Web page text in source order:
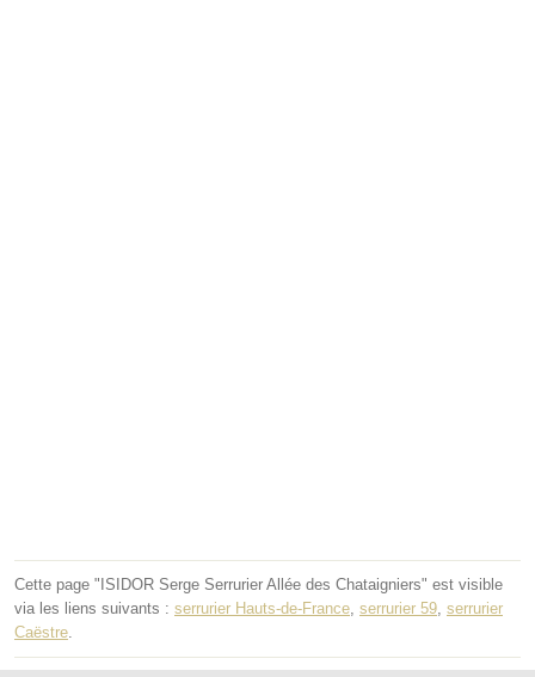
Cette page "ISIDOR Serge Serrurier Allée des Chataigniers" est visible
via les liens suivants : serrurier Hauts-de-France, serrurier 59, serrurier
Caëstre.